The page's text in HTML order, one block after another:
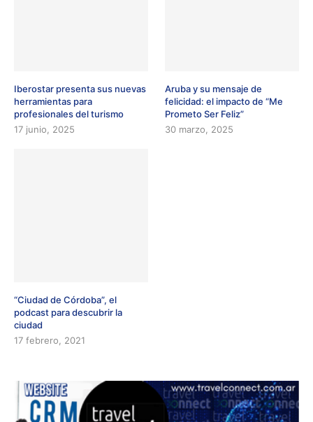
Iberostar presenta sus nuevas
herramientas para
profesionales del turismo
17 junio, 2025
Aruba y su mensaje de
felicidad: el impacto de “Me
Prometo Ser Feliz”
30 marzo, 2025
“Ciudad de Córdoba”, el
podcast para descubrir la
ciudad
17 febrero, 2021